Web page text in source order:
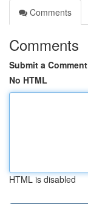
Comments
Comments
Submit a Comment
No HTML
HTML is disabled